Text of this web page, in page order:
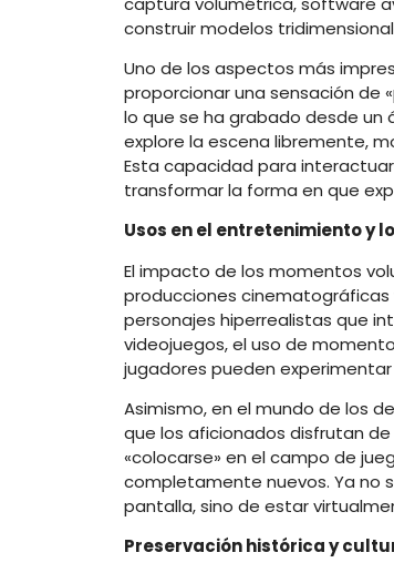
construir modelos
Uno de los aspectos más
proporcionar una sensación de
lo que se ha grabado desde
explore la escena libremente,
Esta capacidad para
transformar la forma en que
Usos en el entretenimiento y
El impacto de los momentos
producciones
personajes hiperrealistas que
videojuegos, el uso de
jugadores pueden
Asimismo, en el mundo de los
que los aficionados disfrutan
«colocarse» en el campo de
completamente nuevos. Ya no
pantalla, sino de estar
Preservación histórica y